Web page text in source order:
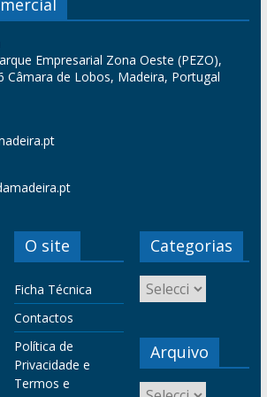
Empresarial Zona Oeste (PEZO),
Câmara de Lobos, Madeira, Portugal
O site
Ficha Técnica
Contactos
Política de
Privacidade e
Termos e
Categorias
Arquivo